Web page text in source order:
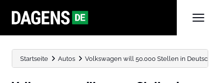
Startseite Autos Volkswagen will 50.000 Stellen in